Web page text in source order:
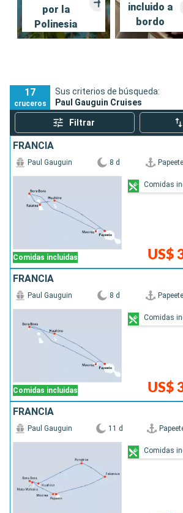
por la
Polinesia
incluido a
bordo
17
cruceros
Sus criterios de búsqueda:
Paul Gauguin Cruises
Filtrar
FRANCIA
Comidas incluidas
Paul Gauguin 8 d Papeete
US$
Comidas
FRANCIA
Comidas incluidas
Paul Gauguin 8 d Papeete
US$
Comidas
FRANCIA
Paul Gauguin 11 d
Comidas